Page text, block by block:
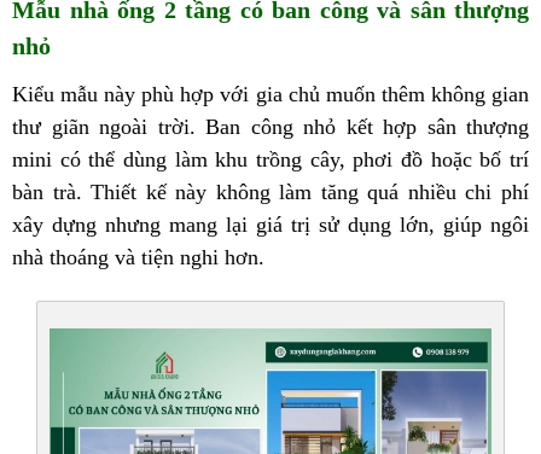
Mẫu nhà ống 2 tầng có ban công và sân thượng
nhỏ
Kiểu mẫu này phù hợp với gia chủ muốn thêm không gian
thư giãn ngoài trời. Ban công nhỏ kết hợp sân thượng
mini có thể dùng làm khu trồng cây, phơi đồ hoặc bố trí
bàn trà. Thiết kế này không làm tăng quá nhiều chi phí
xây dựng nhưng mang lại giá trị sử dụng lớn, giúp ngôi
nhà thoáng và tiện nghi hơn.